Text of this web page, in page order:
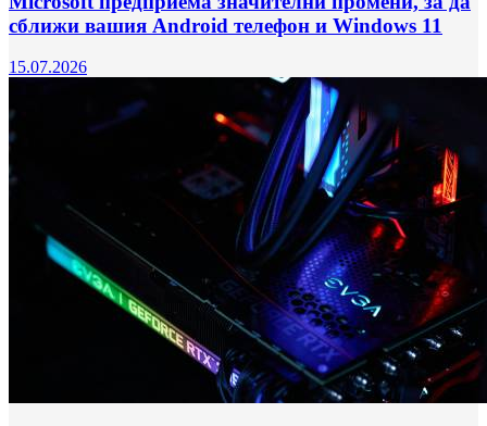
сближи вашия Android телефон и Windows 11
15.07.2026